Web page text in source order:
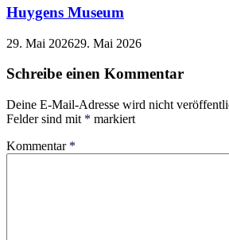
Huygens Museum
29. Mai 202629. Mai 2026
Schreibe einen Kommentar
Deine E-Mail-Adresse wird nicht
Felder sind mit * markiert
Kommentar *